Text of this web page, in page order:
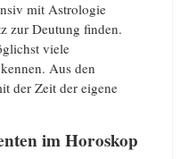
mit Astrologie
zur Deutung finden.
viele
Aus den
der Zeit der eigene
im Horoskop